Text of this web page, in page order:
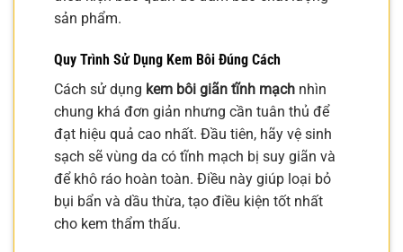
sản phẩm.
Quy Trình Sử Dụng Kem Bôi Đúng Cách
Cách sử dụng kem bôi giãn tĩnh mạch nhìn
chung khá đơn giản nhưng cần tuân thủ để
đạt hiệu quả cao nhất. Đầu tiên, hãy vệ sinh
sạch sẽ vùng da có tĩnh mạch bị suy giãn và
để khô ráo hoàn toàn. Điều này giúp loại bỏ
bụi bẩn và dầu thừa, tạo điều kiện tốt nhất
cho kem thẩm thấu.